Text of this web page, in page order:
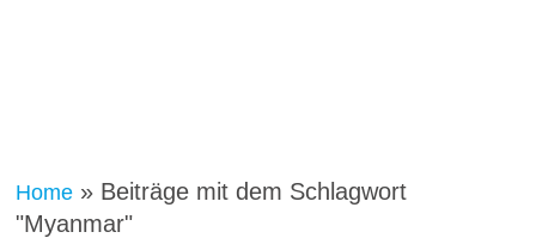
Home » Beiträge mit dem Schlagwort
"Myanmar"